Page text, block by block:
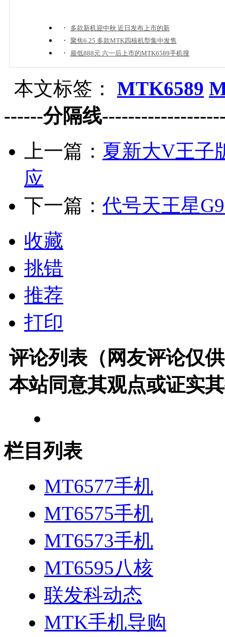
· 多款新机迎中秋 近日发布上市的新
· 聚焦6.25 多款MTK四核机型集中发售
· 最低888元 六一后上市的MTK6589手机搜
本文标签： MTK6589
------分隔线
上一篇： 夏新大V王子
应
下一篇： 代号天王星
收藏
挑错
推荐
打印
评论列表（网友评论仅
本站同意其观点或证实
栏目列表
MT6577手机
MT6575手机
MT6573手机
MT6595八核
联发科动态
MTK手机导购